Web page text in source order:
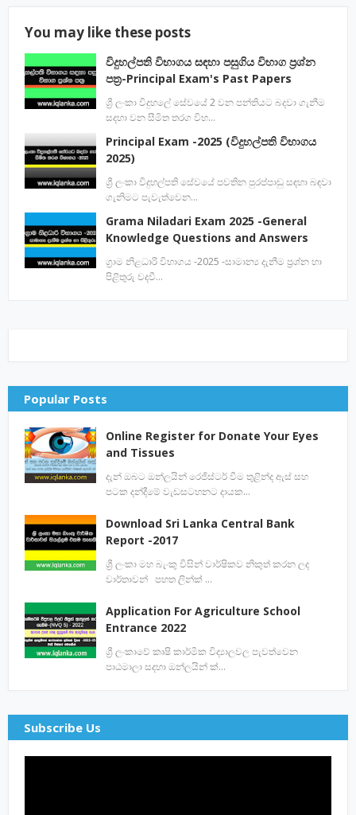
You may like these posts
විදුහල්පති විභාගය සඳහා පසුගිය විභාග ප්‍රශ්න
පත්‍ර-Principal Exam's Past Papers
ශ්‍රී ලංකා විදුහලේ සේවයේ 2 වන පන්තියට බදවා ගැනීම
සදහා වන සීමිත තරග විභ…
Principal Exam -2025 (විදුහල්පති විභාගය
2025)
ශ්‍රී ලංකා විදුහල්පති සේවයේ පවතින පුරප්පාඩු සඳහා බඳවා
ගැනිමට පැවැත්වෙන…
Grama Niladari Exam 2025 -General
Knowledge Questions and Answers
ග්‍රාම නිළධාරි විභාගය -2025 -සාමාන්‍ය දැනීම ප්‍රශ්න හා
පිළිතුරු වදවී…
Popular Posts
Online Register for Donate Your Eyes
and Tissues
දැන් ඔබට ඔන්ලයින් රෙජිස්ටර් වීම තුළින්ද ඇස් සහ
පටක දන්දීමේ වැඩසටහනට දායක…
Download Sri Lanka Central Bank
Report -2017
ශ්‍රී ලංකා මහ බැංකු විසින් වාර්ෂිකව නිකුත් කරන ලද
වාර්තාවන් පහත ලින්ක් …
Application For Agriculture School
Entrance 2022
ශ්‍රී ලංකාවේ කෘෂි කාර්මික විද්‍යාලවල පැවත්වෙන
පාඨමාලා සදහා ඔන්ලයින් ක්…
Subscribe Us